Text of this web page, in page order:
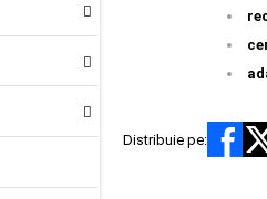
Distribuie pe: